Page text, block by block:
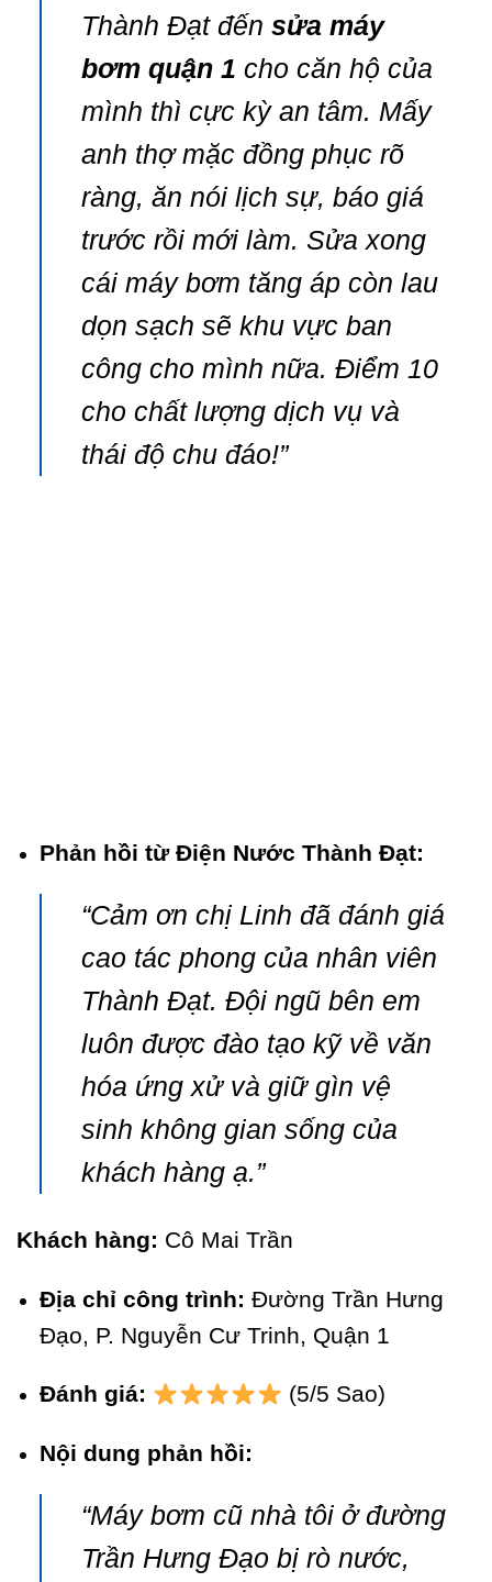
Thành Đạt đến sửa máy
bơm quận 1 cho căn hộ của
mình thì cực kỳ an tâm. Mấy
anh thợ mặc đồng phục rõ
ràng, ăn nói lịch sự, báo giá
trước rồi mới làm. Sửa xong
cái máy bơm tăng áp còn lau
dọn sạch sẽ khu vực ban
công cho mình nữa. Điểm 10
cho chất lượng dịch vụ và
thái độ chu đáo!”
Phản hồi từ Điện Nước Thành Đạt:
“Cảm ơn chị Linh đã đánh giá
cao tác phong của nhân viên
Thành Đạt. Đội ngũ bên em
luôn được đào tạo kỹ về văn
hóa ứng xử và giữ gìn vệ
sinh không gian sống của
khách hàng ạ.”
Khách hàng: Cô Mai Trần
Địa chỉ công trình: Đường Trần Hưng
Đạo, P. Nguyễn Cư Trinh, Quận 1
Đánh giá: (5/5 Sao)
Nội dung phản hồi:
“Máy bơm cũ nhà tôi ở đường
Trần Hưng Đạo bị rò nước,